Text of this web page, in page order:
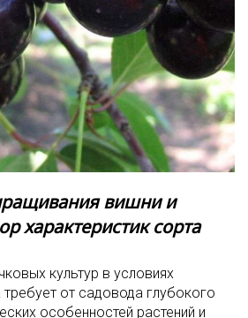
вишни и
характеристик сорта
культур в условиях
от садовода глубокого
особенностей растений и